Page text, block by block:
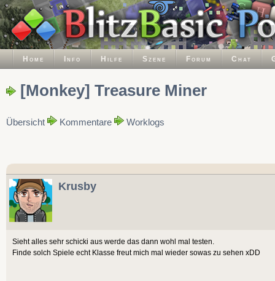
Home Info Hilfe Szene Forum Chat
[Monkey] Treasure Miner
Übersicht Kommentare Worklogs
Krusby
Sieht alles sehr schicki aus werde das dann wohl mal testen.
Finde solch Spiele echt Klasse freut mich mal wieder sowas zu sehen xDD